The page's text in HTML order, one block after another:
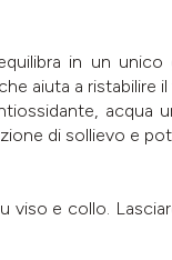
in un
aiuta a ristabilire
di sollievo e
viso e collo.